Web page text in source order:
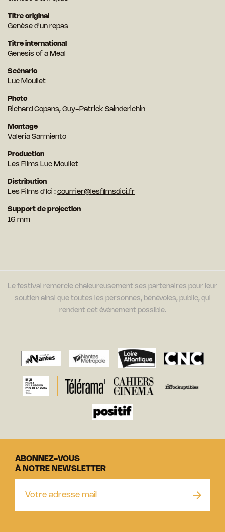
Titre original
Genèse d'un repas
Titre international
Genesis of a Meal
Scénario
Luc Moullet
Photo
Richard Copans, Guy-Patrick Sainderichin
Montage
Valeria Sarmiento
Production
Les Films Luc Moullet
Distribution
Les Films d'Ici : courrier@lesfilmsdici.fr
Support de projection
16 mm
Le festival remercie chaleureusement ses partenaires pour leur
soutien ainsi que toutes les personnes, bénévoles, public, qui
rendent cet évènement possible.
ABONNEZ-VOUS
À NOTRE NEWSLETTER